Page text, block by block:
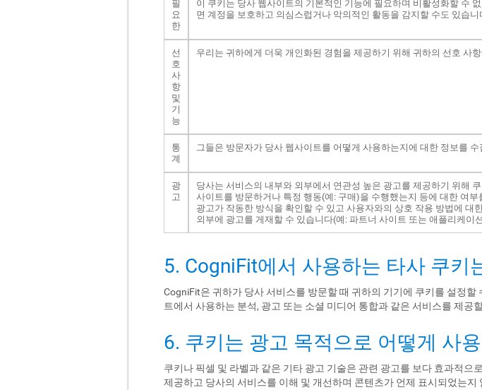
필
요
한
이 쿠키는 당사 웹사이트의 기본적인 기능에 필요하며 비활성화할 수
면 계정을 보호하고 의심스럽거나 악의적인 활동을 감지할 수도 있습니
선
호
사
항
및
기
능
우리는 귀하에게 더욱 개인화된 경험을 제공하기 위해 귀하의 선호 사
통
계
그들은 방문자가 당사 웹사이트를 어떻게 사용하는지에 대한 정보를
광
고
당사는 서비스의 내부와 외부에서 연관성 높은 광고를 제공하기 위해
사이트를 방문하거나 특정 행동(예: 구매)을 수행했는지 등에 대한 여
광고가 작동한 방식을 확인할 수 있고 사용자와의 상호 작용 방법에
외부에 광고를 게재할 수 있습니다(예: 파트너 사이트 또는 애플리케이
5. CogniFit에서 사용하는 타사 쿠키
CogniFit은 귀하가 당사 서비스를 방문할 때 귀하의 기기에 쿠키를 설정
트에서 사용하는 분석, 광고 또는 소셜 미디어 통합과 같은 서비스를 제공
6. 쿠키는 광고 목적으로 어떻게 사
쿠키나 픽셀 및 라벨과 같은 기타 광고 기술은 관련 광고를 보다 효과적
제공하고 당사의 서비스를 이해 및 개선하며 콘텐츠가 언제 표시되었는